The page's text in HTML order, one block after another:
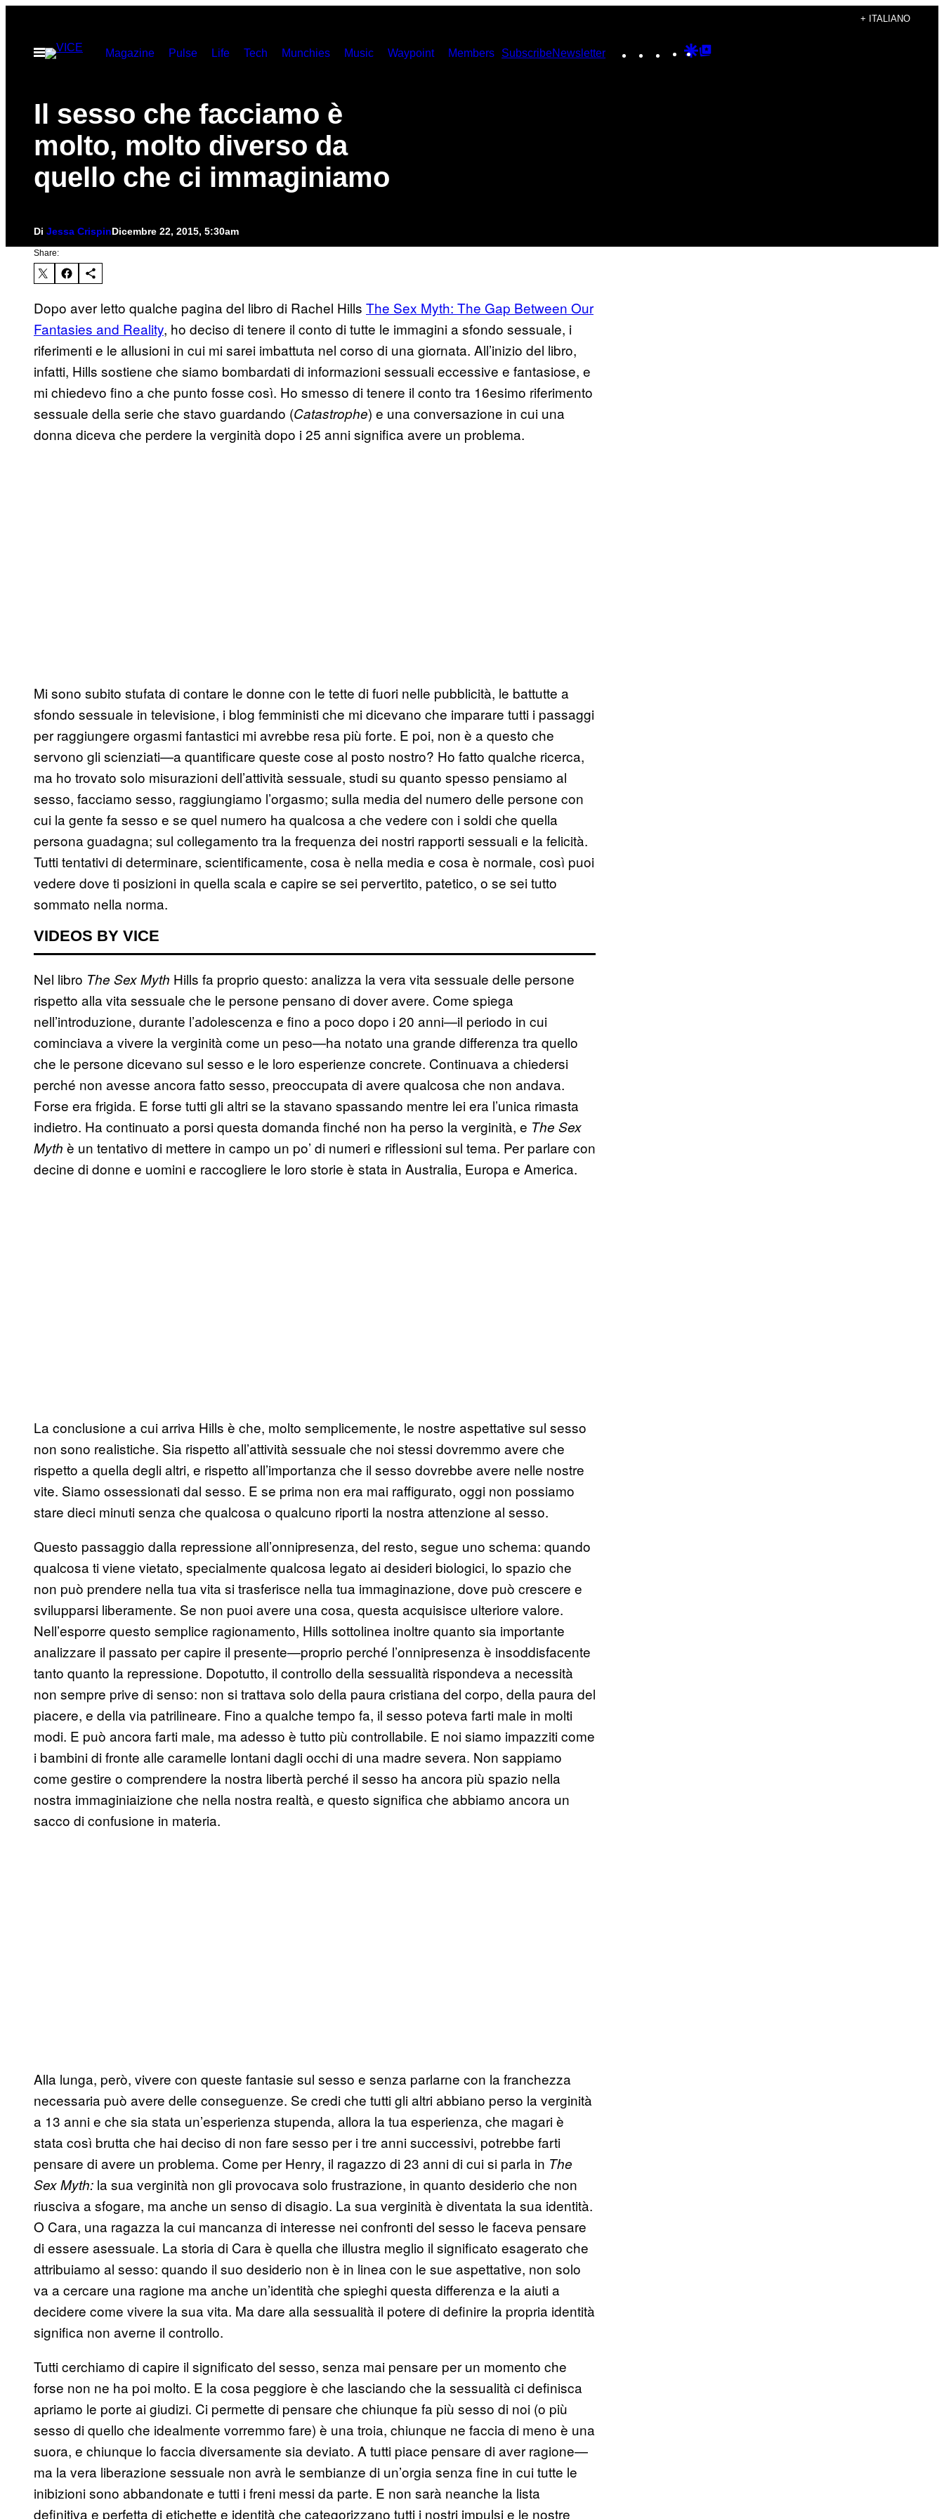
contenuto
+ ITALIANO
Apri
Magazine Pulse Life Tech Munchies Music Waypoint Members SubscribeNewsletter Instagram
TikTokYouTube
Google
Il sesso che facciamo è
molto, molto diverso da
quello che ci immaginiamo
Di Jessa CrispinDicembre 22, 2015, 5:30am
Share:
Dopo aver letto qualche pagina del libro di Rachel Hills The Sex Myth: The Gap Between Our
Fantasies and Reality, ho deciso di tenere il conto di tutte le immagini a sfondo sessuale, i
riferimenti e le allusioni in cui mi sarei imbattuta nel corso di una giornata. All’inizio del libro,
infatti, Hills sostiene che siamo bombardati di informazioni sessuali eccessive e fantasiose, e
mi chiedevo fino a che punto fosse così. Ho smesso di tenere il conto tra 16esimo riferimento
sessuale della serie che stavo guardando (Catastrophe) e una conversazione in cui una
donna diceva che perdere la verginità dopo i 25 anni significa avere un problema.
Mi sono subito stufata di contare le donne con le tette di fuori nelle pubblicità, le battutte a
sfondo sessuale in televisione, i blog femministi che mi dicevano che imparare tutti i passaggi
per raggiungere orgasmi fantastici mi avrebbe resa più forte. E poi, non è a questo che
servono gli scienziati—a quantificare queste cose al posto nostro? Ho fatto qualche ricerca,
ma ho trovato solo misurazioni dell’attività sessuale, studi su quanto spesso pensiamo al
sesso, facciamo sesso, raggiungiamo l’orgasmo; sulla media del numero delle persone con
cui la gente fa sesso e se quel numero ha qualcosa a che vedere con i soldi che quella
persona guadagna; sul collegamento tra la frequenza dei nostri rapporti sessuali e la felicità.
Tutti tentativi di determinare, scientificamente, cosa è nella media e cosa è normale, così puoi
vedere dove ti posizioni in quella scala e capire se sei pervertito, patetico, o se sei tutto
sommato nella norma.
VIDEOS BY VICE
Nel libro The Sex Myth Hills fa proprio questo: analizza la vera vita sessuale delle persone
rispetto alla vita sessuale che le persone pensano di dover avere. Come spiega
nell’introduzione, durante l’adolescenza e fino a poco dopo i 20 anni—il periodo in cui
cominciava a vivere la verginità come un peso—ha notato una grande differenza tra quello
che le persone dicevano sul sesso e le loro esperienze concrete. Continuava a chiedersi
perché non avesse ancora fatto sesso, preoccupata di avere qualcosa che non andava.
Forse era frigida. E forse tutti gli altri se la stavano spassando mentre lei era l’unica rimasta
indietro. Ha continuato a porsi questa domanda finché non ha perso la verginità, e The Sex
Myth è un tentativo di mettere in campo un po’ di numeri e riflessioni sul tema. Per parlare con
decine di donne e uomini e raccogliere le loro storie è stata in Australia, Europa e America.
La conclusione a cui arriva Hills è che, molto semplicemente, le nostre aspettative sul sesso
non sono realistiche. Sia rispetto all’attività sessuale che noi stessi dovremmo avere che
rispetto a quella degli altri, e rispetto all’importanza che il sesso dovrebbe avere nelle nostre
vite. Siamo ossessionati dal sesso. E se prima non era mai raffigurato, oggi non possiamo
stare dieci minuti senza che qualcosa o qualcuno riporti la nostra attenzione al sesso.
Questo passaggio dalla repressione all’onnipresenza, del resto, segue uno schema: quando
qualcosa ti viene vietato, specialmente qualcosa legato ai desideri biologici, lo spazio che
non può prendere nella tua vita si trasferisce nella tua immaginazione, dove può crescere e
svilupparsi liberamente. Se non puoi avere una cosa, questa acquisisce ulteriore valore.
Nell’esporre questo semplice ragionamento, Hills sottolinea inoltre quanto sia importante
analizzare il passato per capire il presente—proprio perché l’onnipresenza è insoddisfacente
tanto quanto la repressione. Dopotutto, il controllo della sessualità rispondeva a necessità
non sempre prive di senso: non si trattava solo della paura cristiana del corpo, della paura del
piacere, e della via patrilineare. Fino a qualche tempo fa, il sesso poteva farti male in molti
modi. E può ancora farti male, ma adesso è tutto più controllabile. E noi siamo impazziti come
i bambini di fronte alle caramelle lontani dagli occhi di una madre severa. Non sappiamo
come gestire o comprendere la nostra libertà perché il sesso ha ancora più spazio nella
nostra immaginiaizione che nella nostra realtà, e questo significa che abbiamo ancora un
sacco di confusione in materia.
Alla lunga, però, vivere con queste fantasie sul sesso e senza parlarne con la franchezza
necessaria può avere delle conseguenze. Se credi che tutti gli altri abbiano perso la verginità
a 13 anni e che sia stata un’esperienza stupenda, allora la tua esperienza, che magari è
stata così brutta che hai deciso di non fare sesso per i tre anni successivi, potrebbe farti
pensare di avere un problema. Come per Henry, il ragazzo di 23 anni di cui si parla in The
Sex Myth: la sua verginità non gli provocava solo frustrazione, in quanto desiderio che non
riusciva a sfogare, ma anche un senso di disagio. La sua verginità è diventata la sua identità.
O Cara, una ragazza la cui mancanza di interesse nei confronti del sesso le faceva pensare
di essere asessuale. La storia di Cara è quella che illustra meglio il significato esagerato che
attribuiamo al sesso: quando il suo desiderio non è in linea con le sue aspettative, non solo
va a cercare una ragione ma anche un’identità che spieghi questa differenza e la aiuti a
decidere come vivere la sua vita. Ma dare alla sessualità il potere di definire la propria identità
significa non averne il controllo.
Tutti cerchiamo di capire il significato del sesso, senza mai pensare per un momento che
forse non ne ha poi molto. E la cosa peggiore è che lasciando che la sessualità ci definisca
apriamo le porte ai giudizi. Ci permette di pensare che chiunque fa più sesso di noi (o più
sesso di quello che idealmente vorremmo fare) è una troia, chiunque ne faccia di meno è una
suora, e chiunque lo faccia diversamente sia deviato. A tutti piace pensare di aver ragione—
ma la vera liberazione sessuale non avrà le sembianze di un’orgia senza fine in cui tutte le
inibizioni sono abbandonate e tutti i freni messi da parte. E non sarà neanche la lista
definitiva e perfetta di etichette e identità che categorizzano tutti i nostri impulsi e le nostre